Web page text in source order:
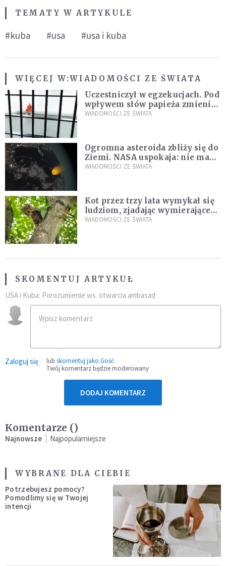
TEMATY W ARTYKULE
#kuba #usa #usa i kuba
WIĘCEJ W:WIADOMOŚCI ZE ŚWIATA
Uczestniczył w egzekucjach. Pod
wpływem słów papieża zmienił
zdanie
WIADOMOŚCI ZE ŚWIATA
Ogromna asteroida zbliży się do
Ziemi. NASA uspokaja: nie ma
zagrożenia
WIADOMOŚCI ZE ŚWIATA
Kot przez trzy lata wymykał się
ludziom, zjadając wymierające
kaczki. W końcu popełnił
WIADOMOŚCI ZE ŚWIATA
SKOMENTUJ ARTYKUŁ
USA i Kuba: Porozumienie ws. otwarcia ambasad
Zaloguj się lub skomentuj jako Gość
Twój komentarz będzie moderowany
DODAJ KOMENTARZ
Komentarze ()
Najnowsze Najpopularniejsze
WYBRANE DLA CIEBIE
Potrzebujesz pomocy?
Pomodlimy się w Twojej
intencji